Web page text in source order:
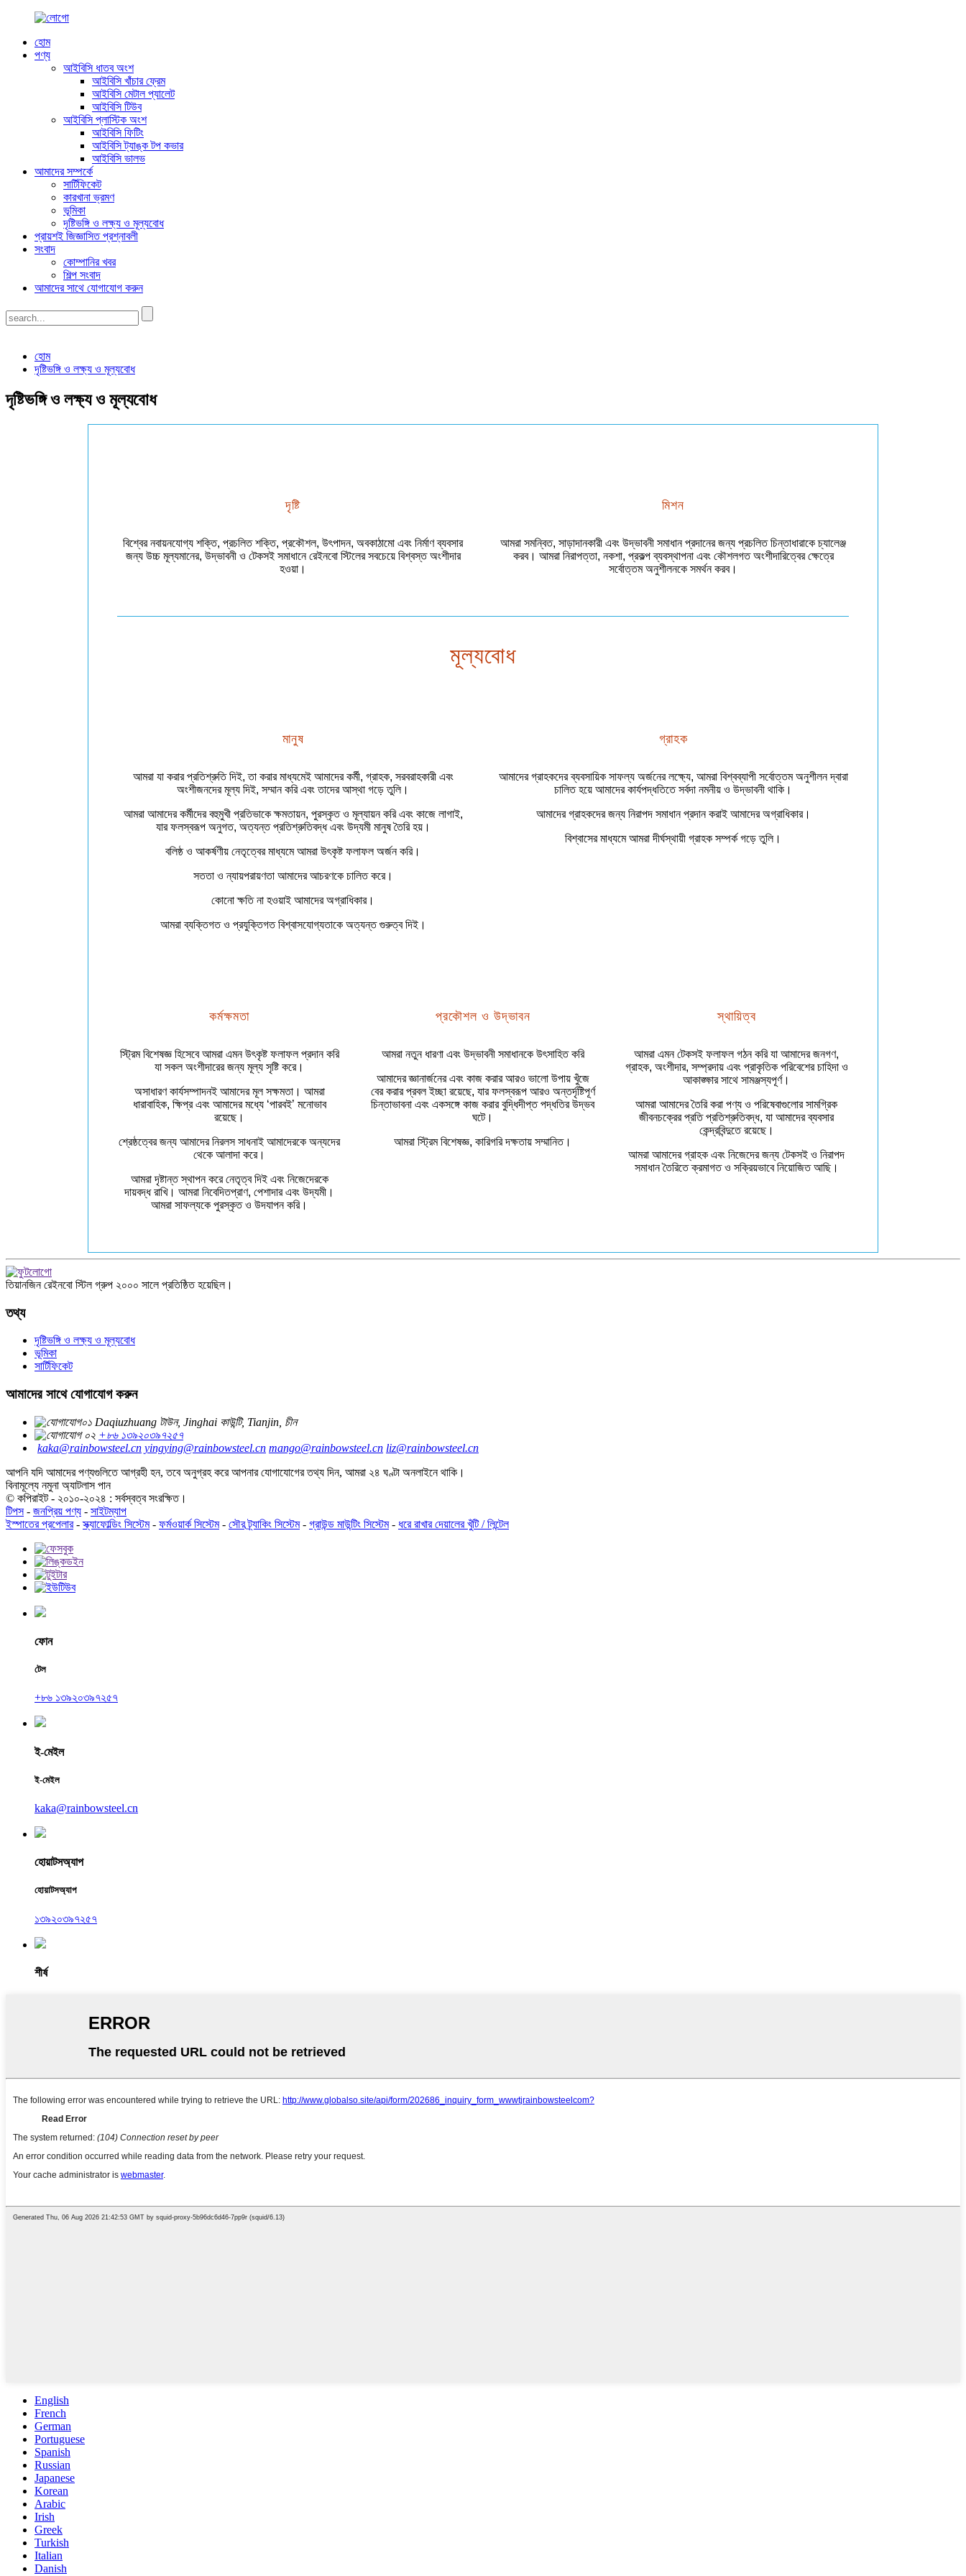
হোম
পণ্য
আইবিসি ধাতব অংশ
আইবিসি খাঁচার ফ্রেম
আইবিসি মেটাল প্যালেট
আইবিসি টিউব
আইবিসি প্লাস্টিক অংশ
আইবিসি ফিটিং
আইবিসি ট্যাঙ্ক টপ কভার
আইবিসি ভালভ
আমাদের সম্পর্কে
সার্টিফিকেট
কারখানা ভ্রমণ
ভূমিকা
দৃষ্টিভঙ্গি ও লক্ষ্য ও মূল্যবোধ
প্রায়শই জিজ্ঞাসিত প্রশ্নাবলী
সংবাদ
কোম্পানির খবর
শিল্প সংবাদ
আমাদের সাথে যোগাযোগ করুন
হোম
দৃষ্টিভঙ্গি ও লক্ষ্য ও মূল্যবোধ
দৃষ্টিভঙ্গি ও লক্ষ্য ও মূল্যবোধ
দৃষ্টি
বিশ্বের নবায়নযোগ্য শক্তি, প্রচলিত শক্তি, প্রকৌশল, উৎপাদন, অবকাঠামো এবং নির্মাণ ব্যবসার
জন্য উচ্চ মূল্যমানের, উদ্ভাবনী ও টেকসই সমাধানে রেইনবো স্টিলের সবচেয়ে বিশ্বস্ত অংশীদার
হওয়া।
মিশন
আমরা সমন্বিত, সাড়াদানকারী এবং উদ্ভাবনী সমাধান প্রদানের জন্য প্রচলিত চিন্তাধারাকে চ্যালেঞ্জ
করব। আমরা নিরাপত্তা, নকশা, প্রকল্প ব্যবস্থাপনা এবং কৌশলগত অংশীদারিত্বের ক্ষেত্রে
সর্বোত্তম অনুশীলনকে সমর্থন করব।
মূল্যবোধ
মানুষ
আমরা যা করার প্রতিশ্রুতি দিই, তা করার মাধ্যমেই আমাদের কর্মী, গ্রাহক, সরবরাহকারী এবং
অংশীজনদের মূল্য দিই, সম্মান করি এবং তাদের আস্থা গড়ে তুলি।
আমরা আমাদের কর্মীদের বহুমুখী প্রতিভাকে ক্ষমতায়ন, পুরস্কৃত ও মূল্যায়ন করি এবং কাজে লাগাই,
যার ফলস্বরূপ অনুগত, অত্যন্ত প্রতিশ্রুতিবদ্ধ এবং উদ্যমী মানুষ তৈরি হয়।
বলিষ্ঠ ও আকর্ষণীয় নেতৃত্বের মাধ্যমে আমরা উৎকৃষ্ট ফলাফল অর্জন করি।
সততা ও ন্যায়পরায়ণতা আমাদের আচরণকে চালিত করে।
কোনো ক্ষতি না হওয়াই আমাদের অগ্রাধিকার।
আমরা ব্যক্তিগত ও প্রযুক্তিগত বিশ্বাসযোগ্যতাকে অত্যন্ত গুরুত্ব দিই।
গ্রাহক
আমাদের গ্রাহকদের ব্যবসায়িক সাফল্য অর্জনের লক্ষ্যে, আমরা বিশ্বব্যাপী সর্বোত্তম অনুশীলন দ্বারা
চালিত হয়ে আমাদের কার্যপদ্ধতিতে সর্বদা নমনীয় ও উদ্ভাবনী থাকি।
আমাদের গ্রাহকদের জন্য নিরাপদ সমাধান প্রদান করাই আমাদের অগ্রাধিকার।
বিশ্বাসের মাধ্যমে আমরা দীর্ঘস্থায়ী গ্রাহক সম্পর্ক গড়ে তুলি।
কর্মক্ষমতা
স্ট্রিম বিশেষজ্ঞ হিসেবে আমরা এমন উৎকৃষ্ট ফলাফল প্রদান করি
যা সকল অংশীদারের জন্য মূল্য সৃষ্টি করে।
অসাধারণ কার্যসম্পাদনই আমাদের মূল সক্ষমতা। আমরা
ধারাবাহিক, ক্ষিপ্র এবং আমাদের মধ্যে ‘পারবই’ মনোভাব
রয়েছে।
শ্রেষ্ঠত্বের জন্য আমাদের নিরলস সাধনাই আমাদেরকে অন্যদের
থেকে আলাদা করে।
আমরা দৃষ্টান্ত স্থাপন করে নেতৃত্ব দিই এবং নিজেদেরকে
দায়বদ্ধ রাখি। আমরা নিবেদিতপ্রাণ, পেশাদার এবং উদ্যমী।
আমরা সাফল্যকে পুরস্কৃত ও উদযাপন করি।
প্রকৌশল ও উদ্ভাবন
আমরা নতুন ধারণা এবং উদ্ভাবনী সমাধানকে উৎসাহিত করি
আমাদের জ্ঞানার্জনের এবং কাজ করার আরও ভালো উপায় খুঁজে
বের করার প্রবল ইচ্ছা রয়েছে, যার ফলস্বরূপ আরও অন্তর্দৃষ্টিপূর্ণ
চিন্তাভাবনা এবং একসঙ্গে কাজ করার বুদ্ধিদীপ্ত পদ্ধতির উদ্ভব
ঘটে।
আমরা স্ট্রিম বিশেষজ্ঞ, কারিগরি দক্ষতায় সম্মানিত।
স্থায়িত্ব
আমরা এমন টেকসই ফলাফল গঠন করি যা আমাদের জনগণ,
গ্রাহক, অংশীদার, সম্প্রদায় এবং প্রাকৃতিক পরিবেশের চাহিদা ও
আকাঙ্ক্ষার সাথে সামঞ্জস্যপূর্ণ।
আমরা আমাদের তৈরি করা পণ্য ও পরিষেবাগুলোর সামগ্রিক
জীবনচক্রের প্রতি প্রতিশ্রুতিবদ্ধ, যা আমাদের ব্যবসার
কেন্দ্রবিন্দুতে রয়েছে।
আমরা আমাদের গ্রাহক এবং নিজেদের জন্য টেকসই ও নিরাপদ
সমাধান তৈরিতে ক্রমাগত ও সক্রিয়ভাবে নিয়োজিত আছি।
তিয়ানজিন রেইনবো স্টিল গ্রুপ ২০০০ সালে প্রতিষ্ঠিত হয়েছিল।
তথ্য
দৃষ্টিভঙ্গি ও লক্ষ্য ও মূল্যবোধ
ভূমিকা
সার্টিফিকেট
আমাদের সাথে যোগাযোগ করুন
Daqiuzhuang টাউন, Jinghai কাউন্টি, Tianjin, চীন
+৮৬ ১৩৯২০৩৯৭২৫৭
kaka@rainbowsteel.cn yingying@rainbowsteel.cn mango@rainbowsteel.cn liz@rainbowsteel.cn
আপনি যদি আমাদের পণ্যগুলিতে আগ্রহী হন, তবে অনুগ্রহ করে আপনার যোগাযোগের তথ্য দিন, আমরা ২৪ ঘণ্টা অনলাইনে থাকি।
বিনামূল্যে নমুনা অ্যাটলাস পান
© কপিরাইট - ২০১০-২০২৪ : সর্বস্বত্ব সংরক্ষিত।
টিপস- জনপ্রিয় পণ্য - সাইটম্যাপ
ইস্পাতের প্রপেলার-স্ক্যাফোল্ডিং সিস্টেম- ফর্মওয়ার্ক সিস্টেম- সৌর ট্র্যাকিং সিস্টেম- গ্রাউন্ড মাউন্টিং সিস্টেম- ধরে রাখার দেয়ালের খুঁটি / লিন্টেল
ফোন
টেল
+৮৬ ১৩৯২০৩৯৭২৫৭
ই-মেইল
ই-মেইল
kaka@rainbowsteel.cn
হোয়াটসঅ্যাপ
হোয়াটসঅ্যাপ
১৩৯২০৩৯৭২৫৭
শীর্ষ
English
French
German
Portuguese
Spanish
Russian
Japanese
Korean
Arabic
Irish
Greek
Turkish
Italian
Danish